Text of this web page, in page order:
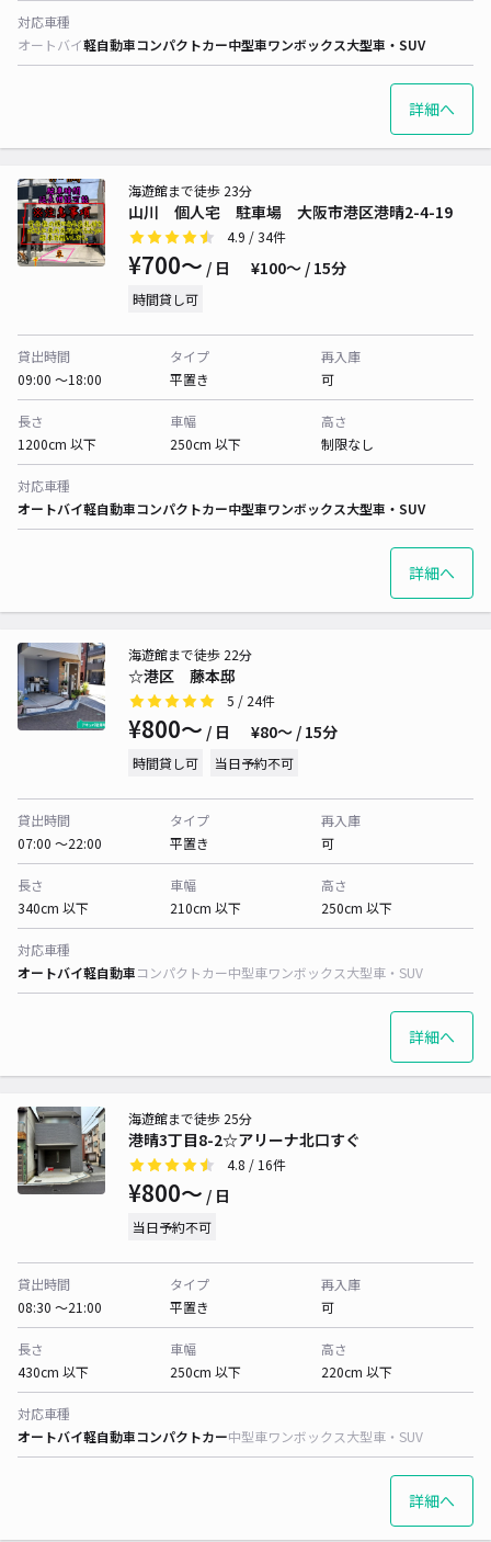
対応車種
オートバイ軽自動車コンパクトカー中型車ワンボックス大型車・SUV
詳細へ
山川 個人宅 駐車場 大阪市港区港晴2-4-19
海遊館まで徒歩 23分
4.9 / 34件
¥700〜 / 日 ¥100〜 / 15分
時間貸し可
貸出時間
09:00 〜18:00
タイプ
平置き
再入庫
可
長さ
1200cm 以下
車幅
250cm 以下
高さ
制限なし
対応車種
オートバイ軽自動車コンパクトカー中型車ワンボックス大型車・SUV
詳細へ
☆港区 藤本邸
海遊館まで徒歩 22分
5 / 24件
¥800〜 / 日 ¥80〜 / 15分
時間貸し可 当日予約不可
貸出時間
07:00 〜22:00
タイプ
平置き
再入庫
可
長さ
340cm 以下
車幅
210cm 以下
高さ
250cm 以下
対応車種
オートバイ軽自動車コンパクトカー中型車ワンボックス大型車・SUV
詳細へ
港晴3丁目8-2☆アリーナ北口すぐ
海遊館まで徒歩 25分
4.8 / 16件
¥800〜 / 日
当日予約不可
貸出時間
08:30 〜21:00
タイプ
平置き
再入庫
可
長さ
430cm 以下
車幅
250cm 以下
高さ
220cm 以下
対応車種
オートバイ軽自動車コンパクトカー中型車ワンボックス大型車・SUV
詳細へ